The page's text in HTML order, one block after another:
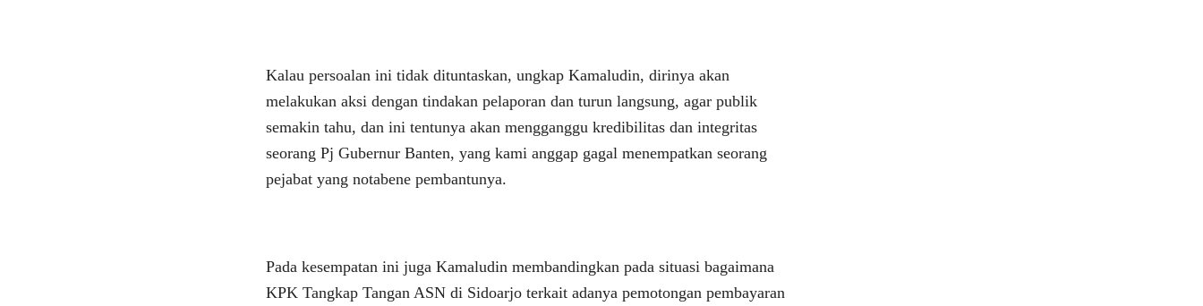
Kalau persoalan ini tidak dituntaskan, ungkap Kamaludin, dirinya akan
melakukan aksi dengan tindakan pelaporan dan turun langsung, agar publik
semakin tahu, dan ini tentunya akan mengganggu kredibilitas dan integritas
seorang Pj Gubernur Banten, yang kami anggap gagal menempatkan seorang
pejabat yang notabene pembantunya.
Pada kesempatan ini juga Kamaludin membandingkan pada situasi bagaimana
KPK Tangkap Tangan ASN di Sidoarjo terkait adanya pemotongan pembayaran